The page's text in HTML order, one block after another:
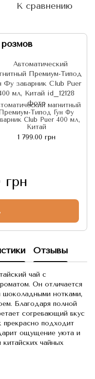
К сравнению
магнитный
Премиум-Типод Гун Фу
Club Puer 400 мл,
Китай
1 799.00 грн
Отзывы
чай с
Он отличается
шоколадными нотками,
Благодаря полной
согревающий вкус
прекрасно подходит
ощущение уюта и
китайских чайных